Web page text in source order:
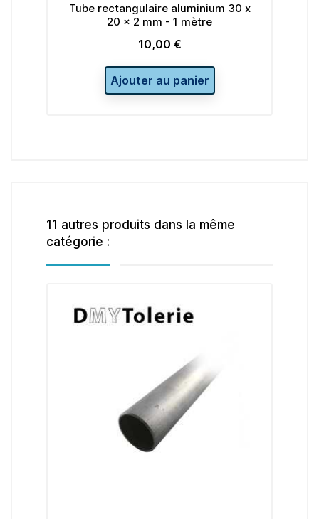
Tube rectangulaire aluminium 30 x
20 x 2 mm - 1 mètre
Prix
10,00 €
Ajouter au panier
11 autres produits dans la même
catégorie :